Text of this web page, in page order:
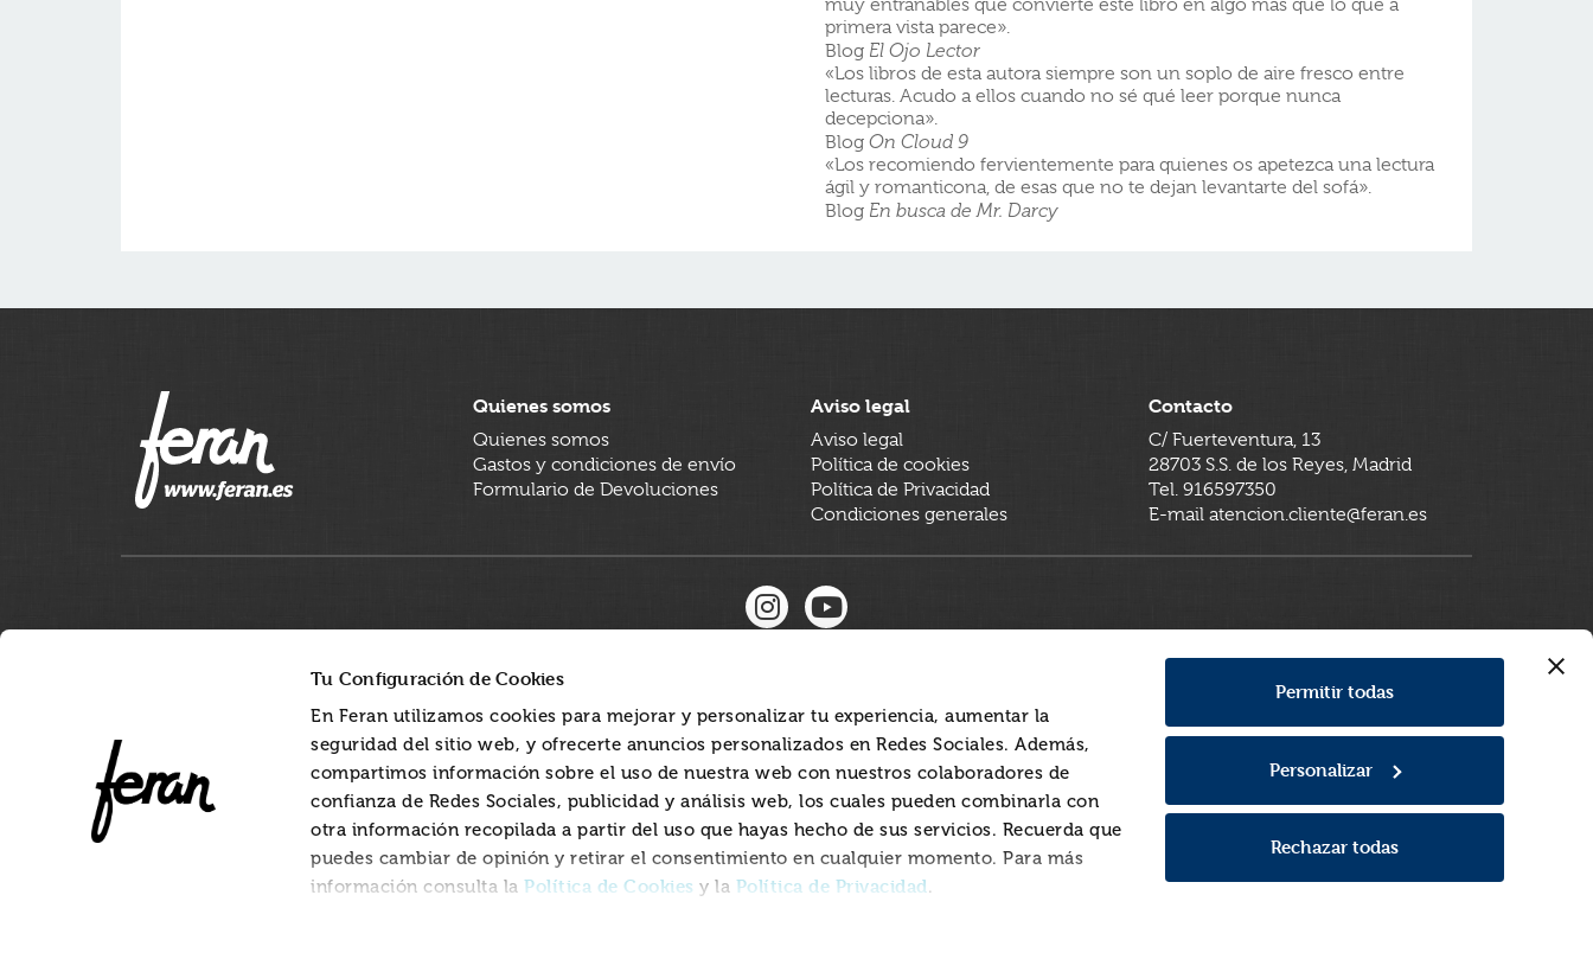
Tu Configuración de Cookies
En Feran utilizamos cookies para mejorar y personalizar tu experiencia, aumentar la
seguridad del sitio web, y ofrecerte anuncios personalizados en Redes Sociales. Además,
compartimos información sobre el uso de nuestra web con nuestros colaboradores de
confianza de Redes Sociales, publicidad y análisis web, los cuales pueden combinarla con
otra información recopilada a partir del uso que hayas hecho de sus servicios. Recuerda que
puedes cambiar de opinión y retirar el consentimiento en cualquier momento. Para más
información consulta laPolítica de Cookies y la Política de Privacidad.
Permitir todas
Personalizar
Rechazar todas
muy entrañables que convierte este libro en algo más que lo que a
primera vista parece».
Blog El Ojo Lector
«Los libros de esta autora siempre son un soplo de aire fresco entre
lecturas. Acudo a ellos cuando no sé qué leer porque nunca
decepciona».
Blog On Cloud 9
«Los recomiendo fervientemente para quienes os apetezca una lectura
ágil y romanticona, de esas que no te dejan levantarte del sofá».
Blog En busca de Mr. Darcy
Quienes somos
Quienes somos
Gastos y condiciones de envío
Formulario de Devoluciones
Aviso legal
Aviso legal
Política de cookies
Política de Privacidad
Condiciones generales
Contacto
C/ Fuerteventura, 13
28703 S.S. de los Reyes, Madrid
Tel. 916597350
E-mail atencion.cliente@feran.es